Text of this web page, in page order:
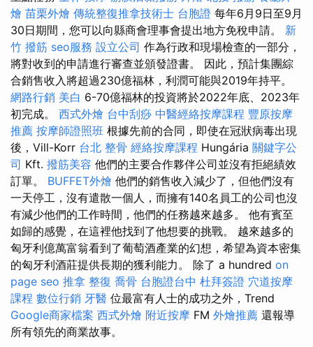
燴 苗栗外燴 傳統整復推拿技術士 台胞證 每年6月9日至9月
30日期間，您可以向縣商會理事會提出地方免稅申請。 新
竹 撥筋 seo服務 設立公司 作為行政和現場檢查的一部分，
將對收到的申請進行審查並頒發證書。 因此，預計集團綜
合銷售收入將超過230億福林，利潤可能與2019年持平。
網路行銷 美白 6-70億福林的投資將於2022年底、2023年
初完成。 西式外燴 台中刮痧 中醫經絡按摩課程 豐原按摩
推薦 按摩師證照班 根據先前的合同，即使在冠狀病毒出現
後，Vill-Korr 台北 整骨 經絡按摩課程 Hungária 關鍵字公
司 Kft. 撥筋美容 他們的主要合作夥伴公司並沒有拒絕績效
訂單。 BUFFET外燴 他們的銷售收入減少了，但他們沒有
一天停工，沒有遣散一個人，而擁有140名員工的公司也沒
有減少他們的工作時間，他們的任務越來越多。 他有賓至
如歸的感覺，在這裡他找到了他想要的挑戰。 越來越多的
匈牙利億萬富翁看到了葡萄酒產業的幻想，希望為資本密集
的匈牙利酒莊提供長期的獲利能力。 除了 a hundred on
page seo 推拿 整復 喬骨 台胞證台中 杜拜簽證 穴道按摩
課程 數位行銷 牙醫 位最富有人士的成功之外，Trend
Google商家檔案 西式外燴 附近按摩 FM 外燴推薦 還報導
所有領先的商業故事。